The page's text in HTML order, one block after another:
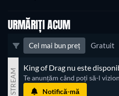
URMĂRIȚI ACUM
Cel mai bun preț Gratuit
STREAM King of Drag nu este
Te anunțăm când poți să-l
Notifică-mă